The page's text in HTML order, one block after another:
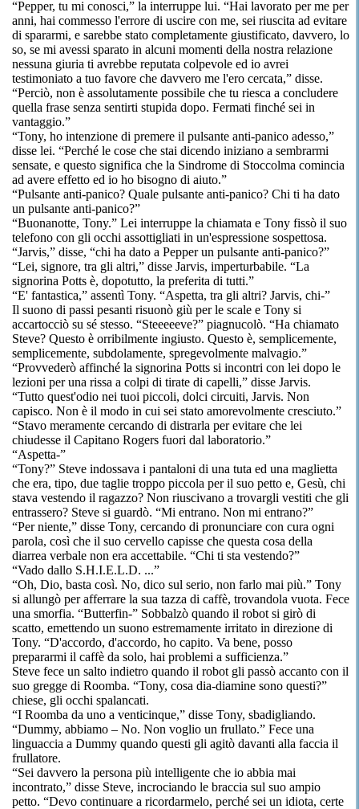
“Pepper, tu mi conosci,” la interruppe lui. “Hai lavorato per me per
anni, hai commesso l'errore di uscire con me, sei riuscita ad evitare
di spararmi, e sarebbe stato completamente giustificato, davvero, lo
so, se mi avessi sparato in alcuni momenti della nostra relazione
nessuna giuria ti avrebbe reputata colpevole ed io avrei
testimoniato a tuo favore che davvero me l'ero cercata,” disse.
“Perciò, non è assolutamente possibile che tu riesca a concludere
quella frase senza sentirti stupida dopo. Fermati finché sei in
vantaggio.”
“Tony, ho intenzione di premere il pulsante anti-panico adesso,”
disse lei. “Perché le cose che stai dicendo iniziano a sembrarmi
sensate, e questo significa che la Sindrome di Stoccolma comincia
ad avere effetto ed io ho bisogno di aiuto.”
“Pulsante anti-panico? Quale pulsante anti-panico? Chi ti ha dato
un pulsante anti-panico?”
“Buonanotte, Tony.” Lei interruppe la chiamata e Tony fissò il suo
telefono con gli occhi assottigliati in un'espressione sospettosa.
“Jarvis,” disse, “chi ha dato a Pepper un pulsante anti-panico?”
“Lei, signore, tra gli altri,” disse Jarvis, imperturbabile. “La
signorina Potts è, dopotutto, la preferita di tutti.”
“E' fantastica,” assentì Tony. “Aspetta, tra gli altri? Jarvis, chi-”
Il suono di passi pesanti risuonò giù per le scale e Tony si
accartocciò su sé stesso. “Steeeeeve?” piagnucolò. “Ha chiamato
Steve? Questo è orribilmente ingiusto. Questo è, semplicemente,
semplicemente, subdolamente, spregevolmente malvagio.”
“Provvederò affinché la signorina Potts si incontri con lei dopo le
lezioni per una rissa a colpi di tirate di capelli,” disse Jarvis.
“Tutto quest'odio nei tuoi piccoli, dolci circuiti, Jarvis. Non
capisco. Non è il modo in cui sei stato amorevolmente cresciuto.”
“Stavo meramente cercando di distrarla per evitare che lei
chiudesse il Capitano Rogers fuori dal laboratorio.”
“Aspetta-”
“Tony?” Steve indossava i pantaloni di una tuta ed una maglietta
che era, tipo, due taglie troppo piccola per il suo petto e, Gesù, chi
stava vestendo il ragazzo? Non riuscivano a trovargli vestiti che gli
entrassero? Steve si guardò. “Mi entrano. Non mi entrano?”
“Per niente,” disse Tony, cercando di pronunciare con cura ogni
parola, così che il suo cervello capisse che questa cosa della
diarrea verbale non era accettabile. “Chi ti sta vestendo?”
“Vado dallo S.H.I.E.L.D. ...”
“Oh, Dio, basta così. No, dico sul serio, non farlo mai più.” Tony
si allungò per afferrare la sua tazza di caffè, trovandola vuota. Fece
una smorfia. “Butterfin-” Sobbalzò quando il robot si girò di
scatto, emettendo un suono estremamente irritato in direzione di
Tony. “D'accordo, d'accordo, ho capito. Va bene, posso
prepararmi il caffè da solo, hai problemi a sufficienza.”
Steve fece un salto indietro quando il robot gli passò accanto con il
suo gregge di Roomba. “Tony, cosa dia-diamine sono questi?”
chiese, gli occhi spalancati.
“I Roomba da uno a venticinque,” disse Tony, sbadigliando.
“Dummy, abbiamo – No. Non voglio un frullato.” Fece una
linguaccia a Dummy quando questi gli agitò davanti alla faccia il
frullatore.
“Sei davvero la persona più intelligente che io abbia mai
incontrato,” disse Steve, incrociando le braccia sul suo ampio
petto. “Devo continuare a ricordarmelo, perché sei un idiota, certe